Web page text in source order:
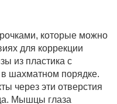
которые можно
для коррекции
из пластика с
шахматном порядке.
через эти отверстия
Мышцы глаза